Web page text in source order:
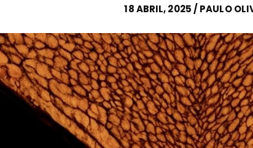
18 ABRIL, 2025 / PAULO